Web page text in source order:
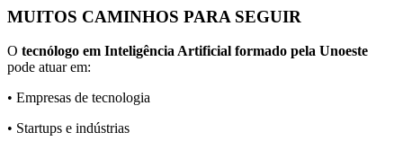
MUITOS CAMINHOS PARA SEGUIR
O tecnólogo em Inteligência Artificial formado pela Unoeste
pode atuar em:
• Empresas de tecnologia
• Startups e indústrias